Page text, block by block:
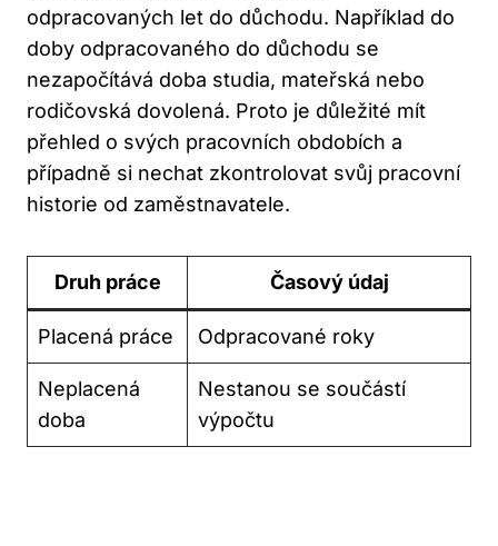
odpracovaných let do důchodu. Například do
doby odpracovaného do důchodu se
nezapočítává doba studia, mateřská nebo
rodičovská dovolená. Proto je důležité mít
přehled o svých pracovních obdobích a
případně si nechat zkontrolovat svůj pracovní
historie od zaměstnavatele.
Druh práce Časový údaj
Placená práce Odpracované roky
Neplacená
doba
Nestanou se součástí
výpočtu